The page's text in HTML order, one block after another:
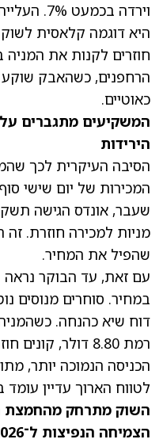
היא דוגמה קלאסית
חוזרים לקנות את המניה
הרחפנים, כשהאבק
כאוטיים.
המשקיעים מתגברים
הירידות
הסיבה העיקרית לכך
המכירות של יום שישי
מניות למכירה חוזרת. זה
שהפיל את המחיר.
עם זאת, עד הבוקר
דוח שיא כהנחה.
רמת 8.80 דולר,
הכניסה הנמוכה יותר,
לטווח הארוך עדיין עומד
השוק מתרחק מהחמצת
הצמיחה הנפיצות ל־2026